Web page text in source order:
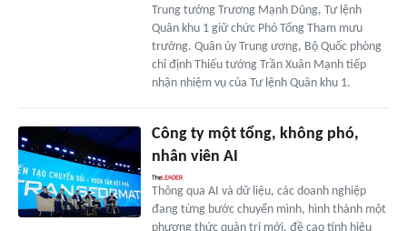
Trung tướng Trương Mạnh Dũng, Tư lệnh
Quân khu 1 giữ chức Phó Tổng Tham mưu
trưởng. Quân ủy Trung ương, Bộ Quốc phòng
chỉ định Thiếu tướng Trần Xuân Mạnh tiếp
nhận nhiệm vụ của Tư lệnh Quân khu 1.
Công ty một tổng, không phó,
nhân viên AI
Thông qua AI và dữ liệu, các doanh nghiệp
đang từng bước chuyển mình, hình thành một
phương thức quản trị mới, đề cao tính hiệu